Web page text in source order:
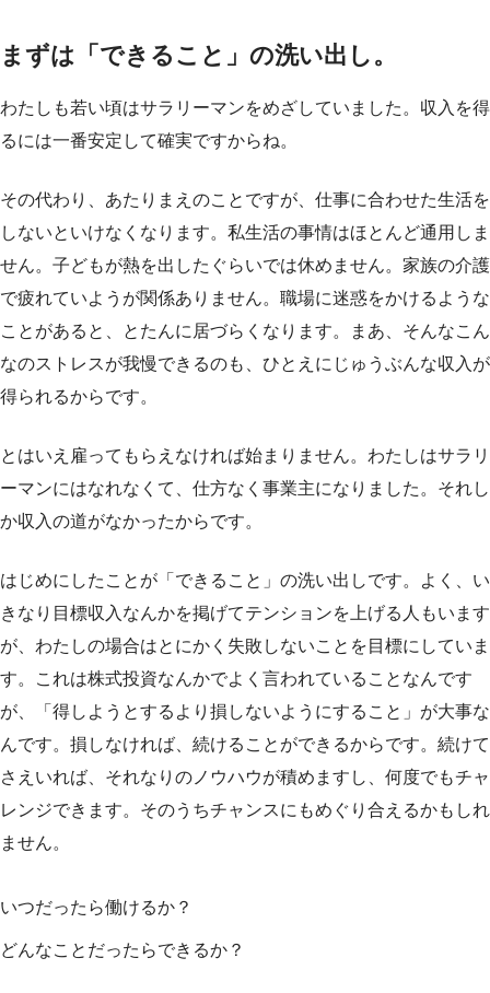
まずは「できること」の洗い出し。
わたしも若い頃はサラリーマンをめざしていました。収入を得
るには一番安定して確実ですからね。
その代わり、あたりまえのことですが、仕事に合わせた生活を
しないといけなくなります。私生活の事情はほとんど通用しま
せん。子どもが熱を出したぐらいでは休めません。家族の介護
で疲れていようが関係ありません。職場に迷惑をかけるような
ことがあると、とたんに居づらくなります。まあ、そんなこん
なのストレスが我慢できるのも、ひとえにじゅうぶんな収入が
得られるからです。
とはいえ雇ってもらえなければ始まりません。わたしはサラリ
ーマンにはなれなくて、仕方なく事業主になりました。それし
か収入の道がなかったからです。
はじめにしたことが「できること」の洗い出しです。よく、い
きなり目標収入なんかを掲げてテンションを上げる人もいます
が、わたしの場合はとにかく失敗しないことを目標にしていま
す。これは株式投資なんかでよく言われていることなんです
が、「得しようとするより損しないようにすること」が大事な
んです。損しなければ、続けることができるからです。続けて
さえいれば、それなりのノウハウが積めますし、何度でもチャ
レンジできます。そのうちチャンスにもめぐり合えるかもしれ
ません。
いつだったら働けるか？
どんなことだったらできるか？